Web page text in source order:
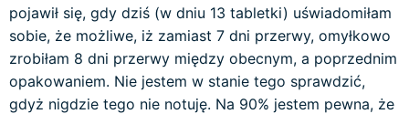
pojawił się, gdy dziś (w dniu 13 tabletki) uświadomiłam
sobie, że możliwe, iż zamiast 7 dni przerwy, omyłkowo
zrobiłam 8 dni przerwy między obecnym, a poprzednim
opakowaniem. Nie jestem w stanie tego sprawdzić,
gdyż nigdzie tego nie notuję. Na 90% jestem pewna, że